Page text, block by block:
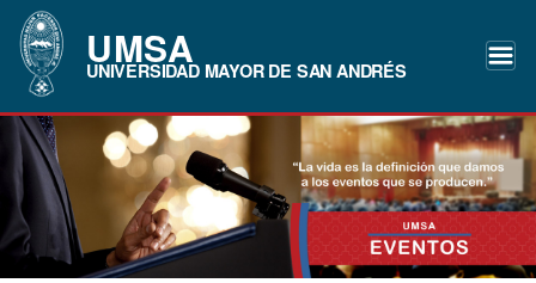
UMSA
UNIVERSIDAD MAYOR DE SAN ANDRÉS